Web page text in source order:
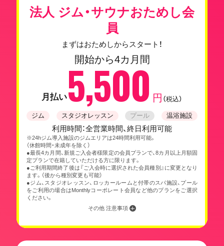
法人 ジム・サウナおためし会
員
まずはおためしからスタート！
開始から4カ月間
月払い5,500 円 （税込）
ジム スタジオレッスン プール 温浴施設
利用時間：全営業時間、終日利用可能
※24hジム導入施設のジムエリアは24時間利用可能。
（休館時間・未成年を除く）
●最長4カ月間、新規ご入会者様限定の会員プランで、8カ月以上月額固
定プランで在籍していただける方に限ります。
●ご利用期間終了後は『ご入会時に選択された会員種別』に変更となり
ます。（後から種別変更も可能）
●ジム、スタジオレッスン、ロッカールームと付帯のスパ施設、プール
をご利用の場合はMonthlyコーポレート会員など他のプランをご選択
ください。
その他 注意事項